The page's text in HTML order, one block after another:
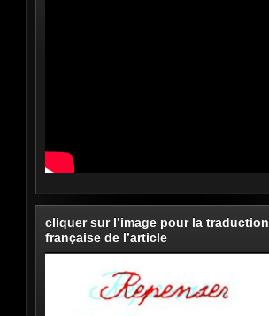
cliquer sur l’image pour la traduction
française de l’article